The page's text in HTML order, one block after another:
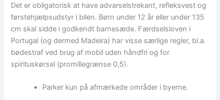
Det er obligatorisk at have advarselstrekant, refleksvest og
førstehjælpsudstyr i bilen. Børn under 12 år eller under 135
cm skal sidde i godkendt barnesæde. Færdselsloven i
Portugal (og dermed Madeira) har visse særlige regler, bl.a.
bødestraf ved brug af mobil uden håndfri og for
spirituskørsel (promillegrænse 0,5).
Parker kun på afmærkede områder i byerne.